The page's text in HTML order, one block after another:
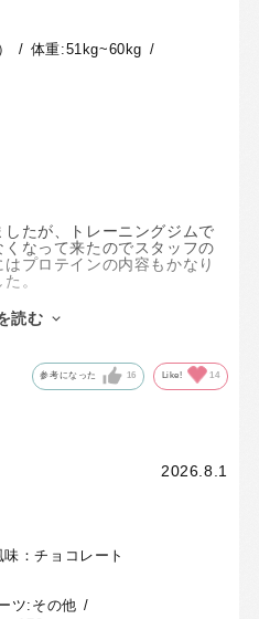
体重:51kg~60kg
たが、トレーニングジムで
なって来たのでスタッフの
プロテインの内容もかなり
。
ッとしていて飲みやすい！
しトロミがあって、トレーニ
飲みずらい感じでしたが、こ
読む
参考になった 16 Like! 14
2026.8.1
味：チョコレート
ツ:その他